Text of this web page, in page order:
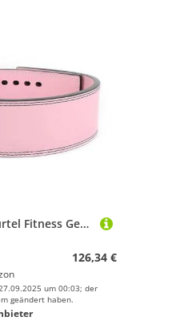
Powerlifting Gürtel Fitness Gewichthebergürtel Gym Kreuzheben Taillenstütze Rückengurte for Sport Workout Powerlifting Taillentrainer Gürtel(Pink,XXL-(Waist96-110cm))
126,34 €
um 00:03; der
geändert haben.